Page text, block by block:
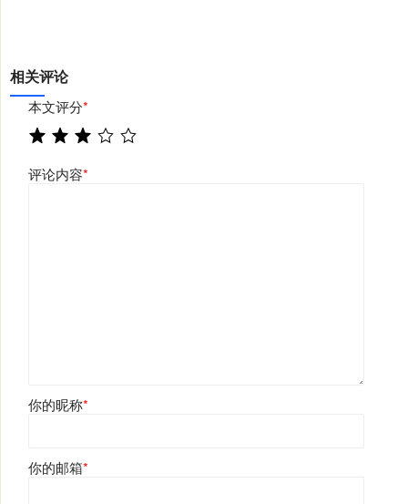
相关评论
本文评分*
评论内容*
你的昵称*
你的邮箱*